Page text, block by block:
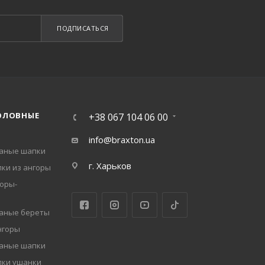
ПОДПИСАТЬСЯ
шапки
из ангоры
береты
шапки
ушанки
+38 067 104 06 00
info@braxton.ua
г. Харьков